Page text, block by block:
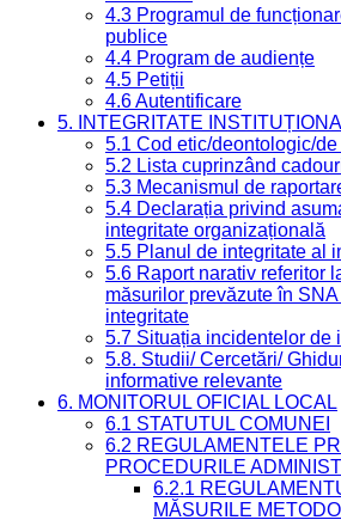
4.3 Programul de
publice
4.4 Program de audiențe
4.5 Petiții
4.6 Autentificare
5. INTEGRITATE
5.1 Cod etic/deontologic/
5.2 Lista cuprinzând
5.3 Mecanismul de
5.4 Declarația privind
integritate organizațională
5.5 Planul de integritate al
5.6 Raport narativ referitor
măsurilor prevăzute în
integritate
5.7 Situația incidentelor de
5.8. Studii/ Cercetări/
informative relevante
6. MONITORUL OFICIAL LOCAL
6.1 STATUTUL COMUNEI
6.2 REGULAMENTELE
PROCEDURILE
6.2.1
MĂSURILE